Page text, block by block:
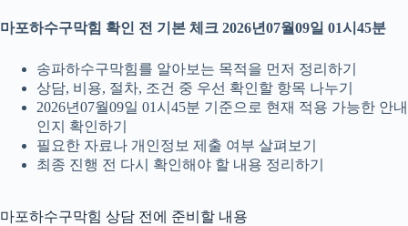
마포하수구막힘 확인 전 기본 체크 2026년07월09일 01시45분
송파하수구막힘를 알아보는 목적을 먼저 정리하기
상담, 비용, 절차, 조건 중 우선 확인할 항목 나누기
2026년07월09일 01시45분 기준으로 현재 적용 가능한 안내
인지 확인하기
필요한 자료나 개인정보 제출 여부 살펴보기
최종 진행 전 다시 확인해야 할 내용 정리하기
마포하수구막힘 상담 전에 준비할 내용